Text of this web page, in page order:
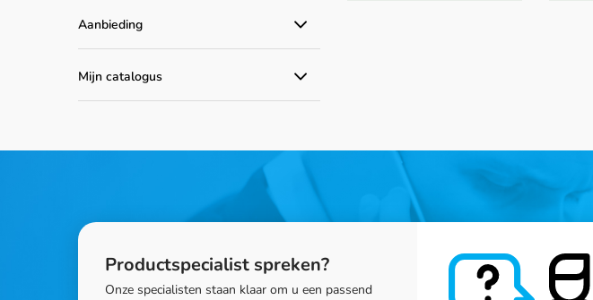
Aanbieding
Mijn catalogus
Productspecialist spreken?
Onze specialisten staan klaar om u een passend